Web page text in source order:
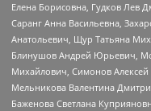
Елена Борисовна, Гудков Лев
Саранг Анна Васильевна,
Анатольевич, Щур Татьяна
Блинушов Андрей Юрьевич,
Михайлович, Симонов
Мельникова Валентина
Баженова Светлана